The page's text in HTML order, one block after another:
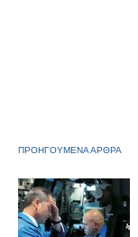
ΠΡΟΗΓΟΥΜΕΝΑ ΑΡΘΡΑ